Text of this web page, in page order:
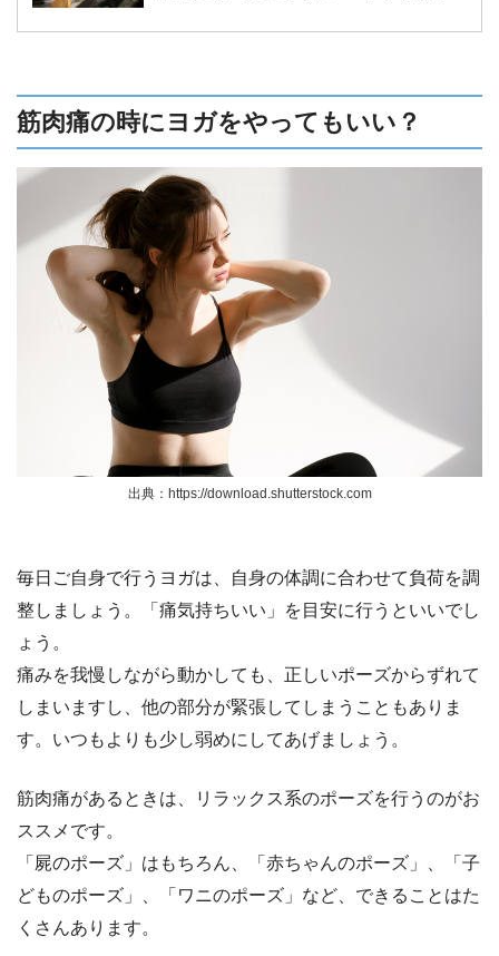
筋肉痛の時にヨガをやってもいい？
出典：https://download.shutterstock.com
毎日ご自身で行うヨガは、自身の体調に合わせて負荷を調
整しましょう。「痛気持ちいい」を目安に行うといいでし
ょう。
痛みを我慢しながら動かしても、正しいポーズからずれて
しまいますし、他の部分が緊張してしまうこともありま
す。いつもよりも少し弱めにしてあげましょう。
筋肉痛があるときは、リラックス系のポーズを行うのがお
ススメです。
「屍のポーズ」はもちろん、「赤ちゃんのポーズ」、「子
どものポーズ」、「ワニのポーズ」など、できることはた
くさんあります。